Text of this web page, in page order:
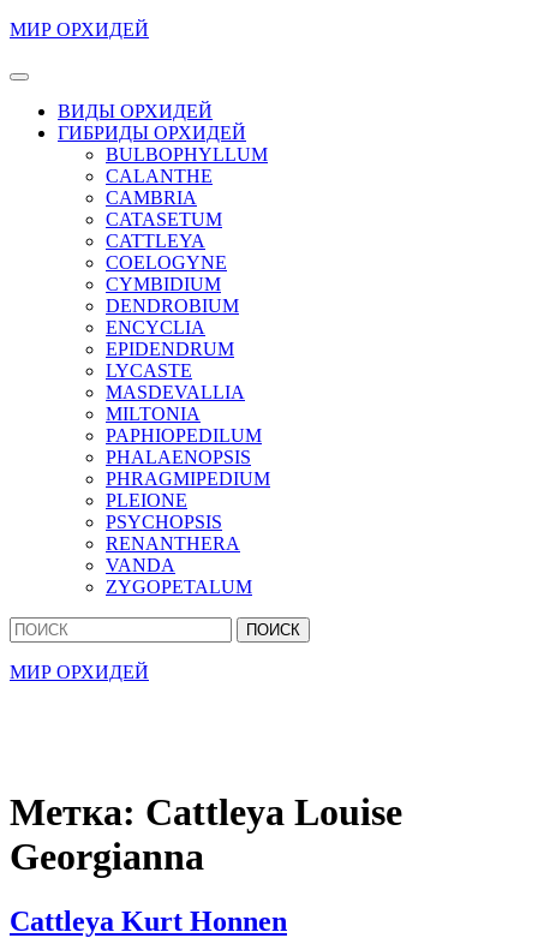
Перейти
содержимому
содержимому
МИР ОРХИДЕЙ
Кнопка
ОткрытьВИДЫ ОРХИДЕЙ
ГИБРИДЫ ОРХИДЕЙ
BULBOPHYLLUM
CALANTHE
CAMBRIA
CATASETUM
CATTLEYA
COELOGYNE
CYMBIDIUM
DENDROBIUM
ENCYCLIA
EPIDENDRUM
LYCASTE
MASDEVALLIA
MILTONIA
PAPHIOPEDILUM
PHALAENOPSIS
PHRAGMIPEDIUM
PLEIONE
PSYCHOPSIS
RENANTHERA
VANDA
ZYGOPETALUM
Кнопка
Закрыть
Найти:
МИР ОРХИДЕЙ
Метка: Cattleya Louise
Georgianna
Cattleya Kurt Honnen